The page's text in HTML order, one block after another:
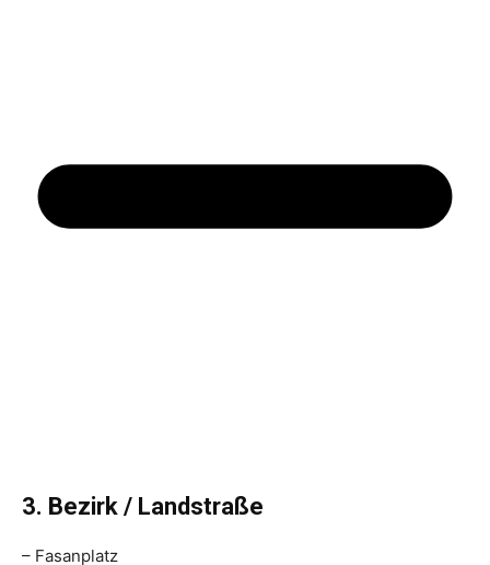
3. Bezirk / Landstraße
– Fasanplatz